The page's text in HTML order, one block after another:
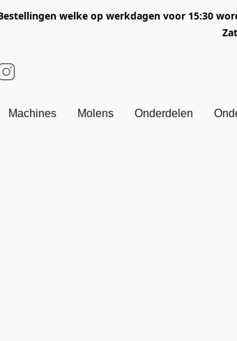
welke op werkdagen voor 15:30
Machines Molens Onderdelen